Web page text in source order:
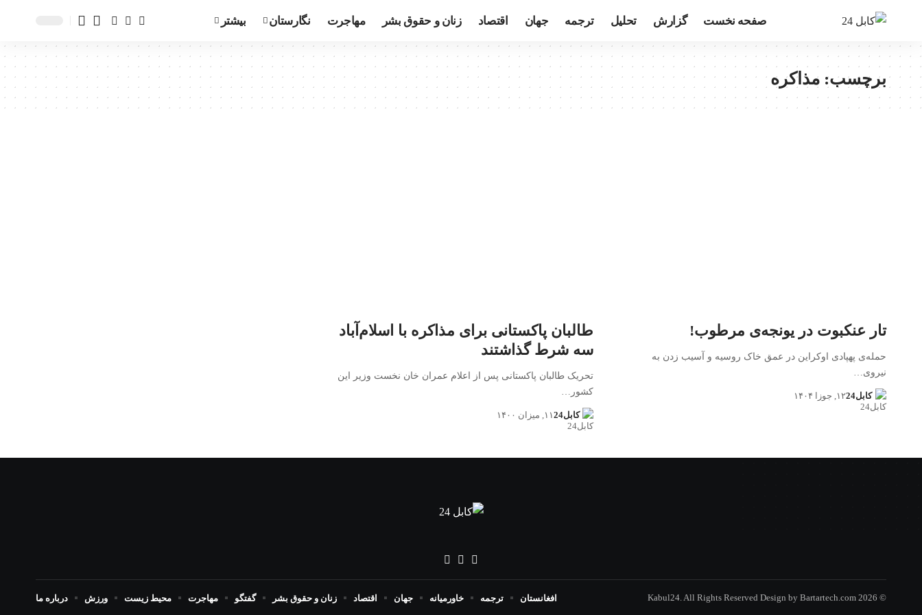
صفحه نخست گزارش تحلیل ترجمه جهان اقتصاد زنان و حقوق بشر مهاجرت نگارستان بیشتر
برچسب: مذاکره
تار عنکبوت در یونجەی مرطوب!
حملەی پهپادی اوکراین در عمق خاک روسیه و آسیب زدن به
نیروی…
کابل24 ۱۲, جوزا ۱۴۰۴
طالبان پاکستانی برای مذاکره با اسلام‌آباد
سه شرط گذاشتند
تحریک طالبان پاکستانی پس از اعلام عمران خان نخست وزیر این
کشور…
کابل24 ۱۱, میزان ۱۴۰۰
© 2026 Kabul24. All Rights Reserved Design by
Bartartech.com افغانستان ترجمه خاورمیانه جهان اقتصاد زنان و حقوق بشر گفتگو مهاجرت محیط زیست ورزش درباره ما